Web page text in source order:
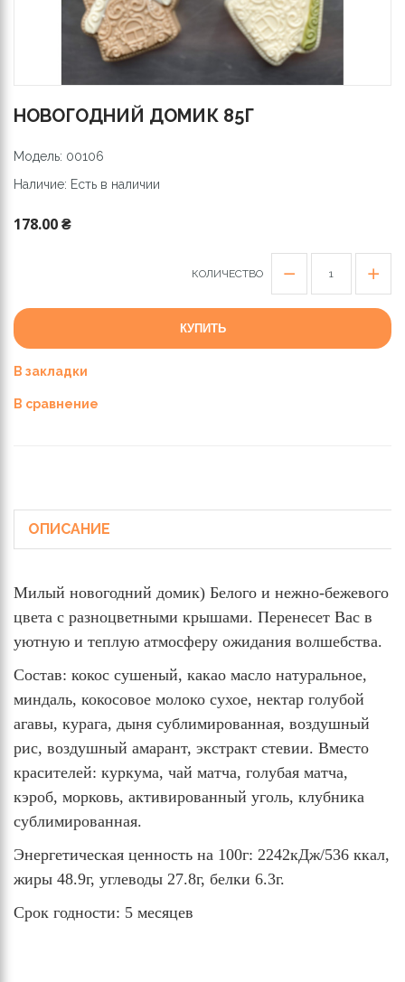
НОВОГОДНИЙ ДОМИК 85Г
Модель: 00106
Наличие: Есть в наличии
178.00 ₴
КОЛИЧЕСТВО
КУПИТЬ
В закладки
В сравнение
ОПИСАНИЕ
Милый новогодний домик) Белого и нежно-бежевого
цвета с разноцветными крышами. Перенесет Вас в
уютную и теплую атмосферу ожидания волшебства.
Состав: кокос сушеный, какао масло натуральное,
миндаль, кокосовое молоко сухое, нектар голубой
агавы, курага, дыня сублимированная, воздушный
рис, воздушный амарант, экстракт стевии. Вместо
красителей: куркума, чай матча, голубая матча,
кэроб, морковь, активированный уголь, клубника
сублимированная.
Энергетическая ценность на 100г: 2242кДж/536 ккал,
жиры 48.9г, углеводы 27.8г, белки 6.3г.
Срок годности: 5 месяцев